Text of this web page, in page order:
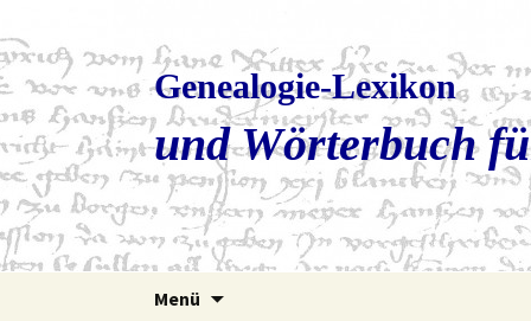
Genealogie-Lexikon
und Wörterbuch
Menü